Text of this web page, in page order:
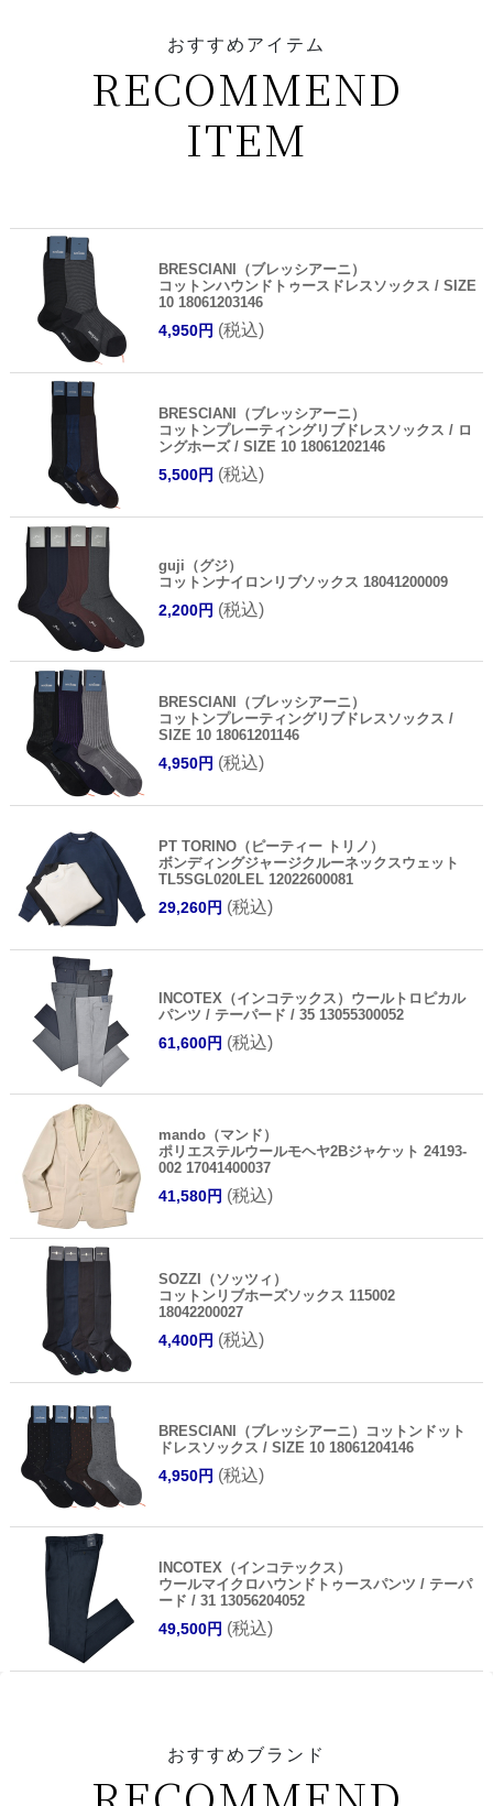
おすすめアイテム
RECOMMEND
ITEM
BRESCIANI（ブレッシアーニ）
コットンハウンドトゥースドレスソックス / SIZE
10 18061203146
4,950円 (税込)
BRESCIANI（ブレッシアーニ）
コットンプレーティングリブドレスソックス / ロ
ングホーズ / SIZE 10 18061202146
5,500円 (税込)
guji（グジ）
コットンナイロンリブソックス 18041200009
2,200円 (税込)
BRESCIANI（ブレッシアーニ）
コットンプレーティングリブドレスソックス /
SIZE 10 18061201146
4,950円 (税込)
PT TORINO（ピーティー トリノ）
ボンディングジャージクルーネックスウェット
TL5SGL020LEL 12022600081
29,260円 (税込)
INCOTEX（インコテックス）ウールトロピカル
パンツ / テーパード / 35 13055300052
61,600円 (税込)
mando（マンド）
ポリエステルウールモヘヤ2Bジャケット 24193-
002 17041400037
41,580円 (税込)
SOZZI（ソッツィ）
コットンリブホーズソックス 115002
18042200027
4,400円 (税込)
BRESCIANI（ブレッシアーニ）コットンドット
ドレスソックス / SIZE 10 18061204146
4,950円 (税込)
INCOTEX（インコテックス）
ウールマイクロハウンドトゥースパンツ / テーパ
ード / 31 13056204052
49,500円 (税込)
おすすめブランド